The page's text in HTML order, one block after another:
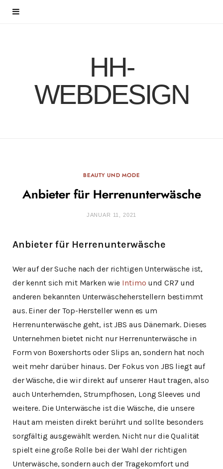
HH-
WEBDESIGN
BEAUTY UND MODE
Anbieter für Herrenunterwäsche
JANUAR 11, 2021
Anbieter für Herrenunterwäsche
Wer auf der Suche nach der richtigen Unterwäsche ist,
der kennt sich mit Marken wie Intimo und CR7 und
anderen bekannten Unterwäscheherstellern bestimmt
aus. Einer der Top-Hersteller wenn es um
Herrenunterwäsche geht, ist JBS aus Dänemark. Dieses
Unternehmen bietet nicht nur Herrenunterwäsche in
Form von Boxershorts oder Slips an, sondern hat noch
weit mehr darüber hinaus. Der Fokus von JBS liegt auf
der Wäsche, die wir direkt auf unserer Haut tragen, also
auch Unterhemden, Strumpfhosen, Long Sleeves und
weitere. Die Unterwäsche ist die Wäsche, die unsere
Haut am meisten direkt berührt und sollte besonders
sorgfältig ausgewählt werden. Nicht nur die Qualität
spielt eine große Rolle bei der Wahl der richtigen
Unterwäsche, sondern auch der Tragekomfort und